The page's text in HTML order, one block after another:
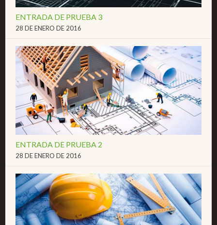
ENTRADA DE PRUEBA 3
28 DE ENERO DE 2016
ENTRADA DE PRUEBA 2
28 DE ENERO DE 2016